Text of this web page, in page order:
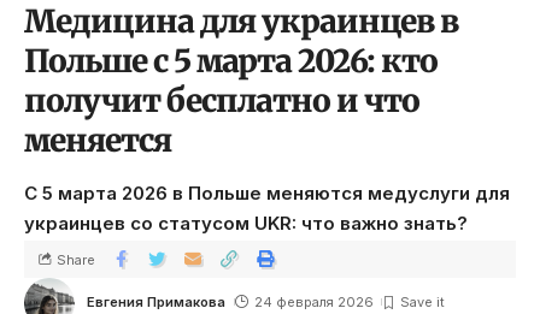
Медицина для украинцев в
Польше с 5 марта 2026: кто
получит бесплатно и что
меняется
С 5 марта 2026 в Польше меняются медуслуги для
украинцев со статусом UKR: что важно знать?
Евгения Примакова 24 февраля 2026
Share